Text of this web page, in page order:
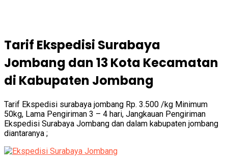
Tarif Ekspedisi Surabaya
Jombang dan 13 Kota Kecamatan
di Kabupaten Jombang
Tarif Ekspedisi surabaya jombang Rp. 3.500 /kg Minimum
50kg, Lama Pengiriman 3 – 4 hari, Jangkauan Pengiriman
Ekspedisi Surabaya Jombang dan dalam kabupaten jombang
diantaranya ;